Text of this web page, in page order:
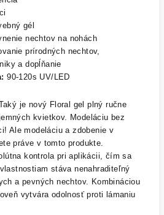
gél
nechtov na nohách
prírodných nechtov,
a dopĺňanie
90-120s UV/LED
je nový Floral gel plný ručne
kvietkov. Modeláciu bez
Ale modeláciu a zdobenie v
práve v tomto produkte.
kontrola pri aplikácii, čím sa
stáva nenahraditeľný
a pevných nechtov. Kombináciou
vytvára odolnosť proti lámaniu